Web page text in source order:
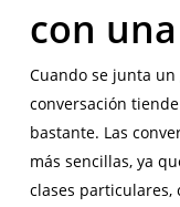
con
Cuando se junta
conversación
bastante. Las
más sencillas, ya
clases particulares,